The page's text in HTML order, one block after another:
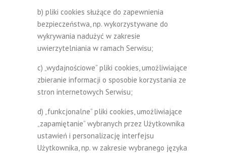
b) pliki cookies służące do zapewnienia
bezpieczeństwa, np. wykorzystywane do
wykrywania nadużyć w zakresie
uwierzytelniania w ramach Serwisu;
c) „wydajnościowe” pliki cookies, umożliwiające
zbieranie informacji o sposobie korzystania ze
stron internetowych Serwisu;
d) „funkcjonalne” pliki cookies, umożliwiające
„zapamiętanie” wybranych przez Użytkownika
ustawień i personalizację interfejsu
Użytkownika, np. w zakresie wybranego języka